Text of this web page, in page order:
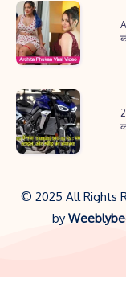
Archita
Phukan
Viral
असम
की
Babydoll
कौन
2025
में
नया
MT-
© 2025 All Rights
by